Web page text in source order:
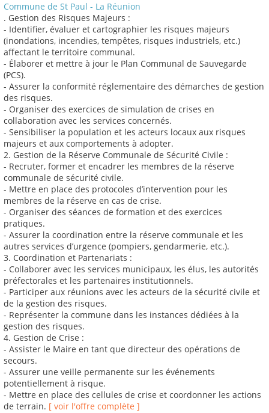
Commune de St Paul - La Réunion
. Gestion des Risques Majeurs :
- Identifier, évaluer et cartographier les risques majeurs
(inondations, incendies, tempêtes, risques industriels, etc.)
affectant le territoire communal.
- Élaborer et mettre à jour le Plan Communal de Sauvegarde
(PCS).
- Assurer la conformité réglementaire des démarches de gestion
des risques.
- Organiser des exercices de simulation de crises en
collaboration avec les services concernés.
- Sensibiliser la population et les acteurs locaux aux risques
majeurs et aux comportements à adopter.
2. Gestion de la Réserve Communale de Sécurité Civile :
- Recruter, former et encadrer les membres de la réserve
communale de sécurité civile.
- Mettre en place des protocoles d’intervention pour les
membres de la réserve en cas de crise.
- Organiser des séances de formation et des exercices
pratiques.
- Assurer la coordination entre la réserve communale et les
autres services d’urgence (pompiers, gendarmerie, etc.).
3. Coordination et Partenariats :
- Collaborer avec les services municipaux, les élus, les autorités
préfectorales et les partenaires institutionnels.
- Participer aux réunions avec les acteurs de la sécurité civile et
de la gestion des risques.
- Représenter la commune dans les instances dédiées à la
gestion des risques.
4. Gestion de Crise :
- Assister le Maire en tant que directeur des opérations de
secours.
- Assurer une veille permanente sur les événements
potentiellement à risque.
- Mettre en place des cellules de crise et coordonner les actions
de terrain. [ voir l'offre complète ]